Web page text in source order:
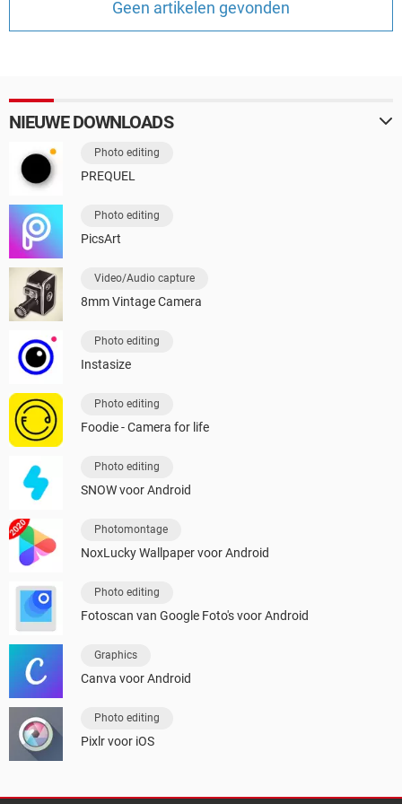
Geen artikelen gevonden
NIEUWE DOWNLOADS
Photo editing
PREQUEL
Photo editing
PicsArt
Video/Audio capture
8mm Vintage Camera
Photo editing
Instasize
Photo editing
Foodie - Camera for life
Photo editing
SNOW voor Android
Photomontage
NoxLucky Wallpaper voor Android
Photo editing
Fotoscan van Google Foto's voor Android
Graphics
Canva voor Android
Photo editing
Pixlr voor iOS